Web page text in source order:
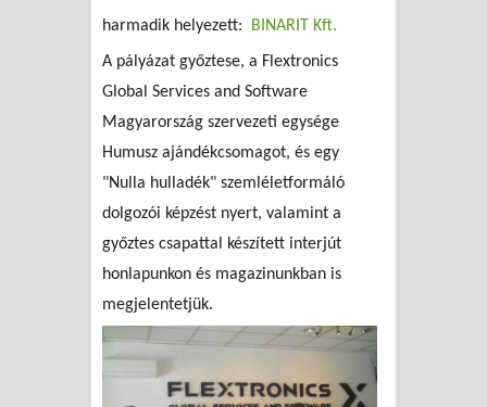
harmadik helyezett: BINARIT Kft.
A pályázat győztese, a Flextronics
Global Services and Software
Magyarország szervezeti egysége
Humusz ajándékcsomagot, és egy
"Nulla hulladék" szemléletformáló
dolgozói képzést nyert, valamint a
győztes csapattal készített interjút
honlapunkon és magazinunkban is
megjelentetjük.